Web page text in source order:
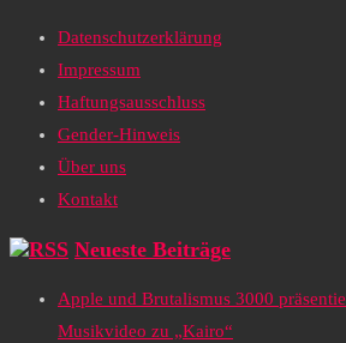
Datenschutzerklärung
Impressum
Haftungsausschluss
Gender-Hinweis
Über uns
Kontakt
Neueste Beiträge
Apple und Brutalismus 3000
Musikvideo zu „Kairo“